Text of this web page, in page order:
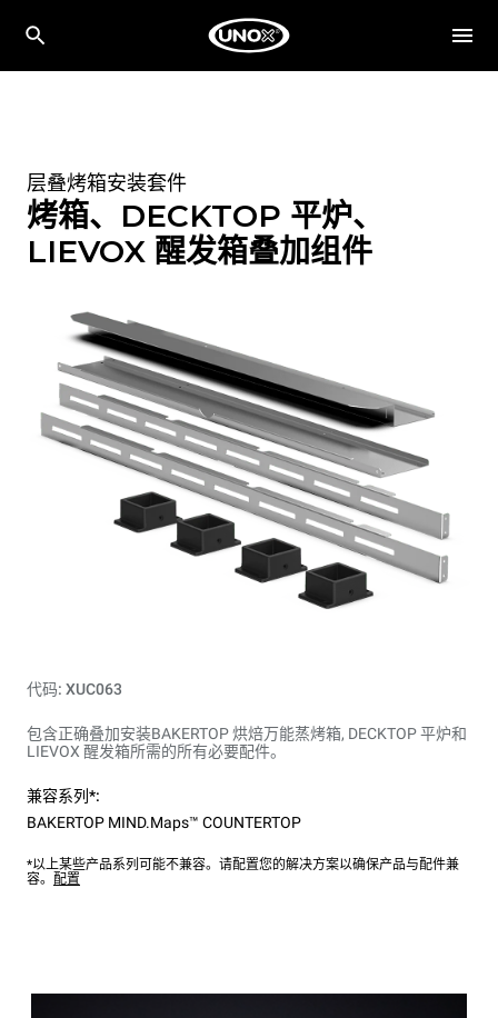
层叠烤箱安装套件
烤箱、DECKTOP 平炉、
LIEVOX 醒发箱叠加组件
代码: XUC063
包含正确叠加安装BAKERTOP 烘焙万能蒸烤箱, DECKTOP 平炉和
LIEVOX 醒发箱所需的所有必要配件。
兼容系列*:
BAKERTOP MIND.Maps™ COUNTERTOP
*以上某些产品系列可能不兼容。请配置您的解决方案以确保产品与配件兼
容。 配置